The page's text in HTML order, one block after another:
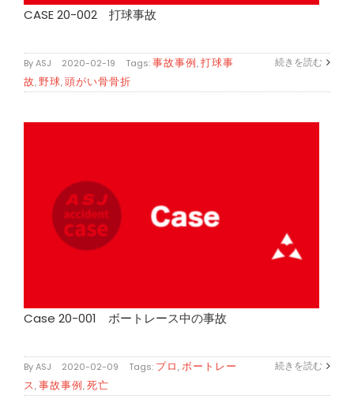
CASE 20-002 打球事故
ByASJ 2020-02-19 Tags:事故事例,打球事
故,野球,頭がい骨骨折
続きを読む
Case 20-001 ボートレース中の事故
ByASJ 2020-02-09 Tags: プロ,ボートレー
ス,事故事例,死亡
続きを読む